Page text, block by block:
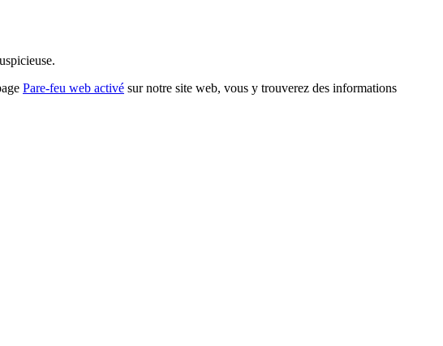
Pare-feu web activé sur notre site web, vous y trouverez des informations